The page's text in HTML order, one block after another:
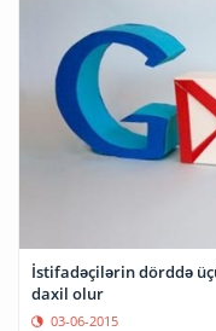
İstifadəçilərin dörddə
daxil olur
03-06-2015